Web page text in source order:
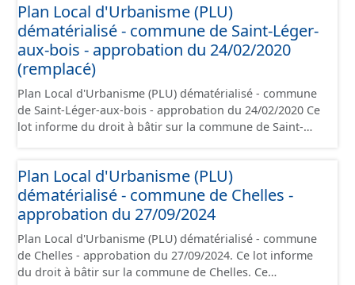
contient les pièces administratives, le rapport de
présentation, le PADD, le règlement (à l'exception des
plans de zonages), les annexes, les orientations
d'aménagement et les données géographiques. Malgré
l'attention portée à la création de ces données, il est
rappelé que seuls les documents papier font foi et sont
opposables d'un point de vue juridique.
Plan Local d'Urbanisme (PLU)
dématérialisé - commune de Saint-Léger-
aux-bois - approbation du 24/02/2020
(remplacé)
Plan Local d'Urbanisme (PLU) dématérialisé - commune
de Saint-Léger-aux-bois - approbation du 24/02/2020 Ce
lot informe du droit à bâtir sur la commune de Saint-
contient les pièces administratives, le rapport de
présentation, le PADD, le règlement (à l'exception des
plans de zonages), les annexes, les orientations
d'aménagement et les données géographiques. Malgré
l'attention portée à la création de ces données, il est
rappelé que seuls les documents papier font foi et sont
opposables d'un point de vue juridique.
Plan Local d'Urbanisme (PLU)
dématérialisé - commune de Chelles -
approbation du 27/09/2024
Plan Local d'Urbanisme (PLU) dématérialisé - commune
de Chelles - approbation du 27/09/2024. Ce lot informe
du droit à bâtir sur la commune de Chelles. Ce